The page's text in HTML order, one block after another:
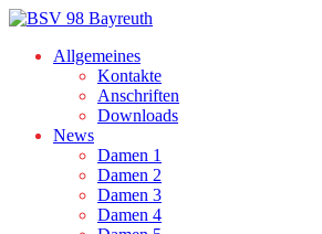
Allgemeines
Kontakte
Anschriften
Downloads
News
Damen 1
Damen 2
Damen 3
Damen 4